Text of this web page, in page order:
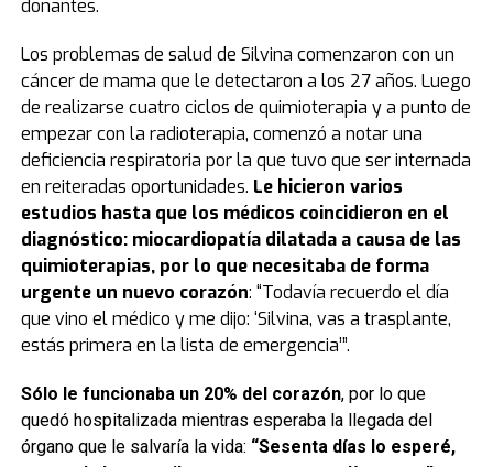
donantes.
Los problemas de salud de Silvina comenzaron con un
cáncer de mama que le detectaron a los 27 años. Luego
de realizarse cuatro ciclos de quimioterapia y a punto de
empezar con la radioterapia, comenzó a notar una
deficiencia respiratoria por la que tuvo que ser internada
en reiteradas oportunidades. Le hicieron varios
estudios hasta que los médicos coincidieron en el
diagnóstico: miocardiopatía dilatada a causa de las
quimioterapias, por lo que necesitaba de forma
urgente un nuevo corazón: “Todavía recuerdo el día
que vino el médico y me dijo: ‘Silvina, vas a trasplante,
estás primera en la lista de emergencia’”.
Sólo le funcionaba un 20% del corazón, por lo que
quedó hospitalizada mientras esperaba la llegada del
órgano que le salvaría la vida: “Sesenta días lo esperé,